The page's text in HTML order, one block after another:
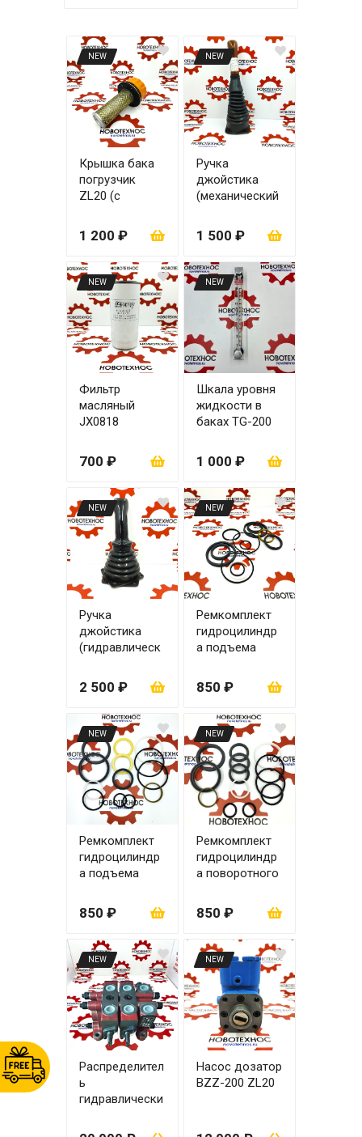
NEW
Крышка бака
погрузчик
ZL20 (с
1 200 ₽
NEW
Ручка
джойстика
(механический
1 500 ₽
NEW
Фильтр
масляный
JX0818
700 ₽
NEW
Шкала уровня
жидкости в
баках TG-200
1 000 ₽
NEW
Ручка
джойстика
(гидравлическ
2 500 ₽
NEW
Ремкомплект
гидроцилиндр
а подъема
90х50
850 ₽
NEW
Ремкомплект
гидроцилиндр
а подъема
80х45
850 ₽
NEW
Ремкомплект
гидроцилиндр
а поворотного
850 ₽
NEW
Распределител
ь
гидравлически
(управление
NEW
Насос дозатор
BZZ-200 ZL20